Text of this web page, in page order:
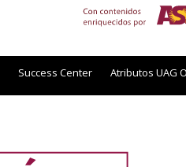
Success Center Atributos UAG